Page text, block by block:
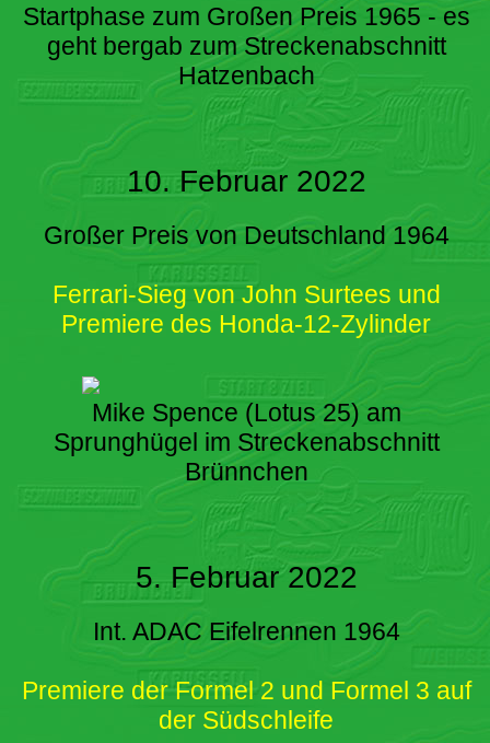
Startphase zum Großen Preis 1965 - es
geht bergab zum Streckenabschnitt
Hatzenbach
10. Februar 2022
Großer Preis von Deutschland 1964
Ferrari-Sieg von John Surtees und
Premiere des Honda-12-Zylinder
Mike Spence (Lotus 25) am
Sprunghügel im Streckenabschnitt
Brünnchen
5. Februar 2022
Int. ADAC Eifelrennen 1964
Premiere der Formel 2 und Formel 3 auf
der Südschleife